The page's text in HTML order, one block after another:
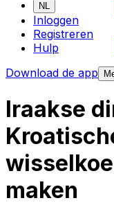
NL
Inloggen
Registreren
Hulp
Download de app
Iraakse
maken